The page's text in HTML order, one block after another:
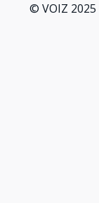
© VOIZ 2025